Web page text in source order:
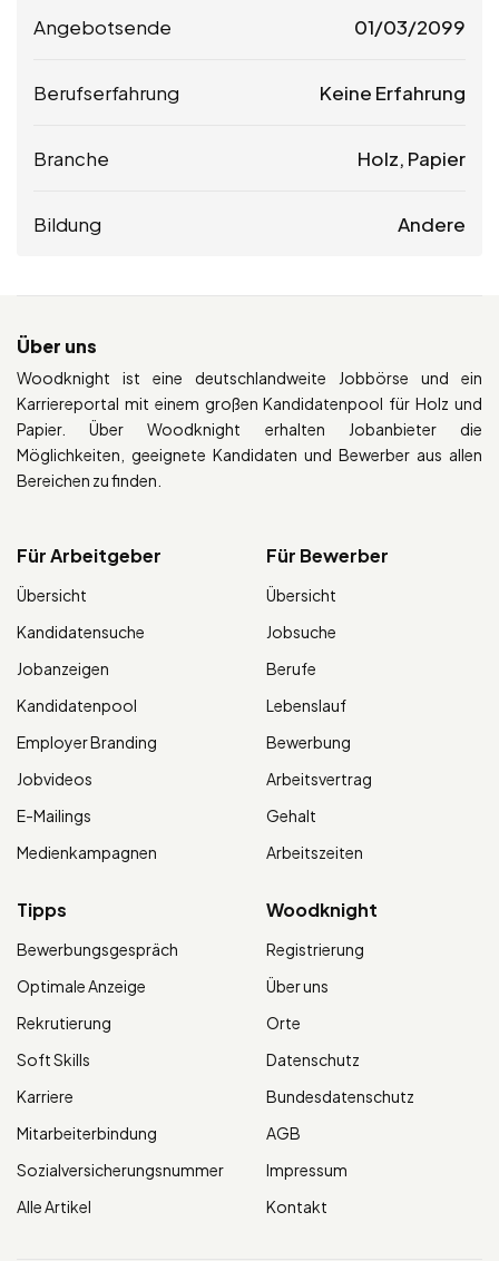
Angebotsende 01/03/2099
Berufserfahrung Keine Erfahrung
Branche Holz, Papier
Bildung Andere
Über uns
Woodknight ist eine deutschlandweite Jobbörse und ein
Karriereportal mit einem großen Kandidatenpool für Holz und
Papier. Über Woodknight erhalten Jobanbieter die
Möglichkeiten, geeignete Kandidaten und Bewerber aus allen
Bereichen zu finden.
Für Arbeitgeber
Übersicht
Kandidatensuche
Jobanzeigen
Kandidatenpool
Employer Branding
Jobvideos
E-Mailings
Medienkampagnen
Für Bewerber
Übersicht
Jobsuche
Berufe
Lebenslauf
Bewerbung
Arbeitsvertrag
Gehalt
Arbeitszeiten
Tipps
Bewerbungsgespräch
Optimale Anzeige
Rekrutierung
Soft Skills
Karriere
Mitarbeiterbindung
Sozialversicherungsnummer
Alle Artikel
Woodknight
Registrierung
Über uns
Orte
Datenschutz
Bundesdatenschutz
AGB
Impressum
Kontakt